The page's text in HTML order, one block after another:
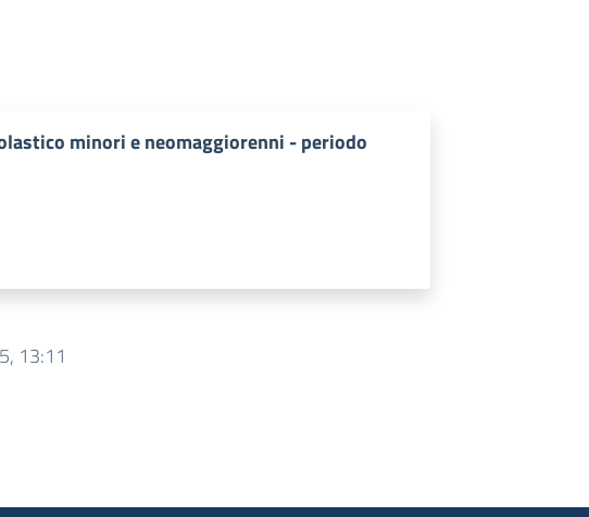
minori e neomaggiorenni - periodo
13:11